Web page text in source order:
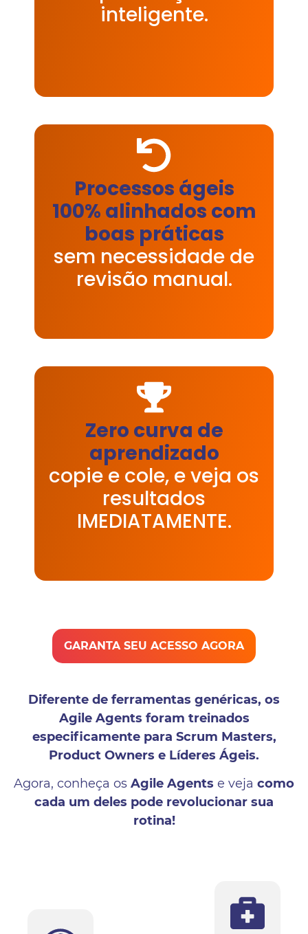
inteligente.
Processos ágeis
100% alinhados com
boas práticas
sem necessidade de
revisão manual.
Zero curva de
aprendizado
copie e cole, e veja os
resultados
IMEDIATAMENTE.
GARANTA SEU ACESSO AGORA
Diferente de ferramentas genéricas, os
Agile Agents foram treinados
especificamente para Scrum Masters,
Product Owners e Líderes Ágeis.
Agora, conheça os Agile Agents e veja como
cada um deles pode revolucionar sua
rotina!